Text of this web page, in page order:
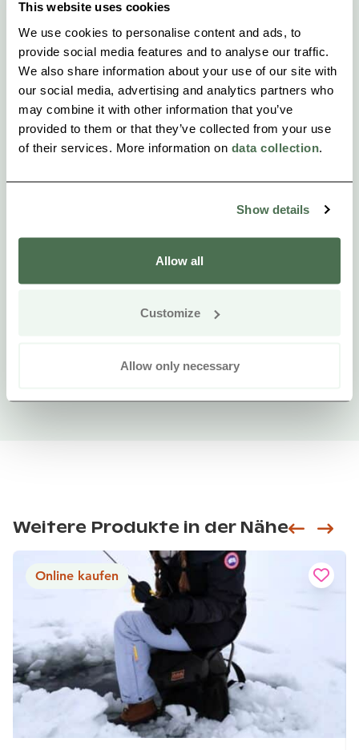
This website uses cookies
We use cookies to personalise content and ads, to
provide social media features and to analyse our traffic.
We also share information about your use of our site with
our social media, advertising and analytics partners who
may combine it with other information that you’ve
provided to them or that they’ve collected from your use
of their services. More information on data collection
Show details
Allow all
Customize
Allow only necessary
Weitere Produkte in der Nähe
Online kaufen
Siirry